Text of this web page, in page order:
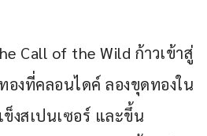
Call of the Wild ก้าวเข้าสู่
งที่คลอนไดค์ ลองขุดทองใน
งสเปนเซอร์ และขึ้น